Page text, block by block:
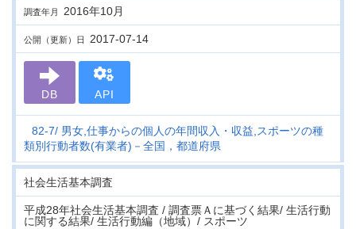
調査年月 2016年10月
公開（更新）日 2017-07-14
DB API
82-7
男女,仕事からの個人の年間収入・収益,スポーツの種
類別行動者数(有業者)－全国，都道府県
社会生活基本調査
平成28年社会生活基本調査 / 調査票Ａに基づく結果/ 生活行動
に関する結果/ 生活行動編（地域）/ スポーツ